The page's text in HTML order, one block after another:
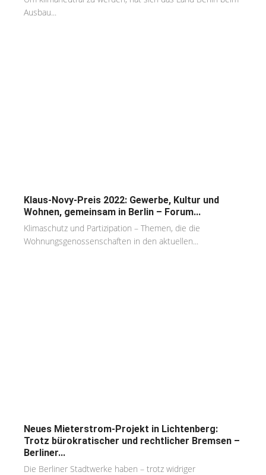
Ausbau...
Klaus-Novy-Preis 2022: Gewerbe, Kultur und
Wohnen, gemeinsam in Berlin – Forum...
Klimaschutz und Partizipation – Themen, die die
Wohnungsgenossenschaften in den aktuellen...
Neues Mieterstrom-Projekt in Lichtenberg:
Trotz bürokratischer und rechtlicher Bremsen –
Berliner...
Die Berliner Stadtwerke haben – trotz widriger